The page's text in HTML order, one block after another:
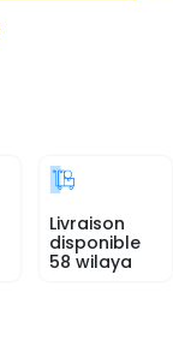
Livraison
disponible
58 wilaya